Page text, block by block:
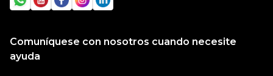
Comuníquese con nosotros cuando necesite
ayuda